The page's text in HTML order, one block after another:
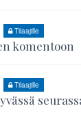
Tilaajille
komentoon
Tilaajille